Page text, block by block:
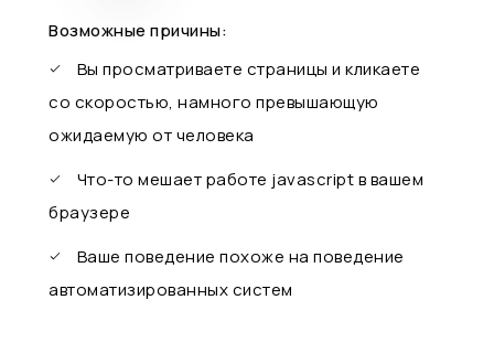
Возможные причины:
Вы просматриваете страницы и кликаете
со скоростью, намного превышающую
ожидаемую от человека
Что-то мешает работе javascript в вашем
браузере
Ваше поведение похоже на поведение
автоматизированных систем